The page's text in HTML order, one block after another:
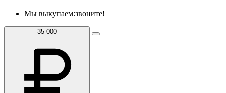
Мы выкупаем:звоните!
35 000